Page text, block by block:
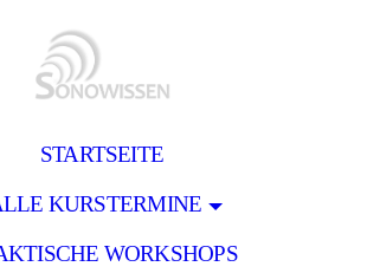
STARTSEITE
KURSTERMINE
WORKSHOPS